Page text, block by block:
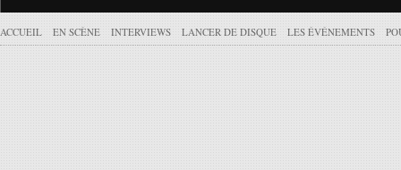
ACCUEIL EN SCÈNE INTERVIEWS LANCER DE DISQUE LES ÉVÉNEMENTS